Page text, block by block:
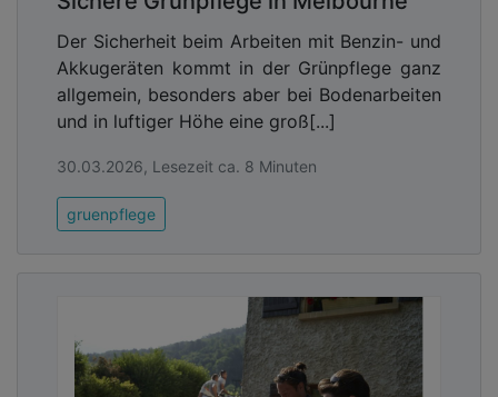
Benzingeräte im Maschinenpark durch leise,
vibrationsarme und abgaslose Akkugeräte ersetzt
worden sein. Der Landschaftsgärtner Julien
Loquatelli zeigt sich zuversichtlich, dass sein
Firmenchef Julien Ferraris einen richtigen Schritt
Akkutechnologie die Zukunft. Wir gehen nicht mehr
zurück.“
Akkugeräte und STIHL connected
Forstbetriebe kennen und nutzen bereits ein
digitales Flottenmanagement, um ihren Fuhr- und
Maschinenpark systematisch zu organisieren.
Telematik-Anwendungen übermitteln dabei genaue
Der Sicherheit beim Arbeiten mit Benzin- und
Akkugeräten kommt in der Grünpflege ganz
allgemein, besonders aber bei Bodenarbeiten
und in luftiger Höhe eine groß[...]
30.03.2026, Lesezeit ca. 8 Minuten
gruenpflege